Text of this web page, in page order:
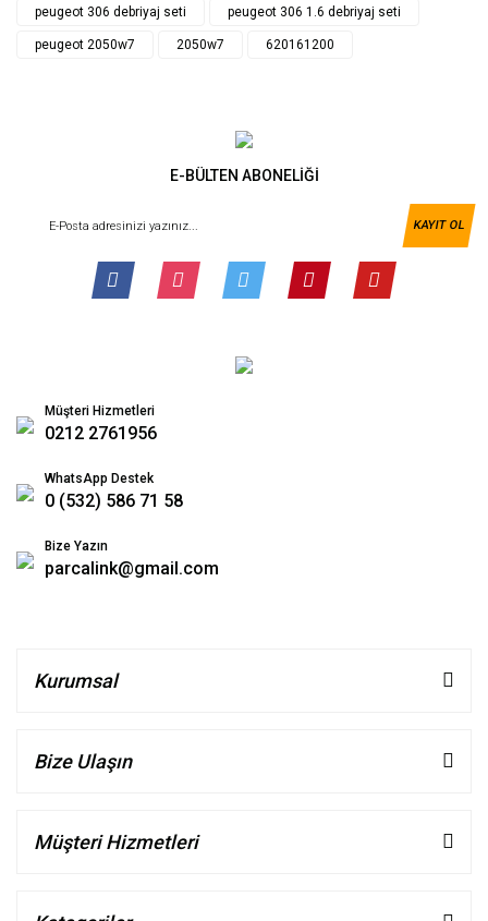
peugeot 306 debriyaj seti peugeot 306 1.6 debriyaj seti
peugeot 2050w7 2050w7 620161200
E-BÜLTEN ABONELİĞİ
KAYIT OL
Müşteri Hizmetleri
0212 2761956
WhatsApp Destek
0 (532) 586 71 58
Bize Yazın
parcalink@gmail.com
Kurumsal
Bize Ulaşın
Müşteri Hizmetleri